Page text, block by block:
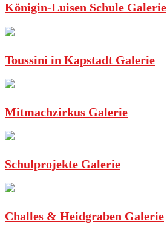
Königin-Luisen Schule Galerie
Toussini in Kapstadt Galerie
Mitmachzirkus Galerie
Schulprojekte Galerie
Challes & Heidgraben Galerie